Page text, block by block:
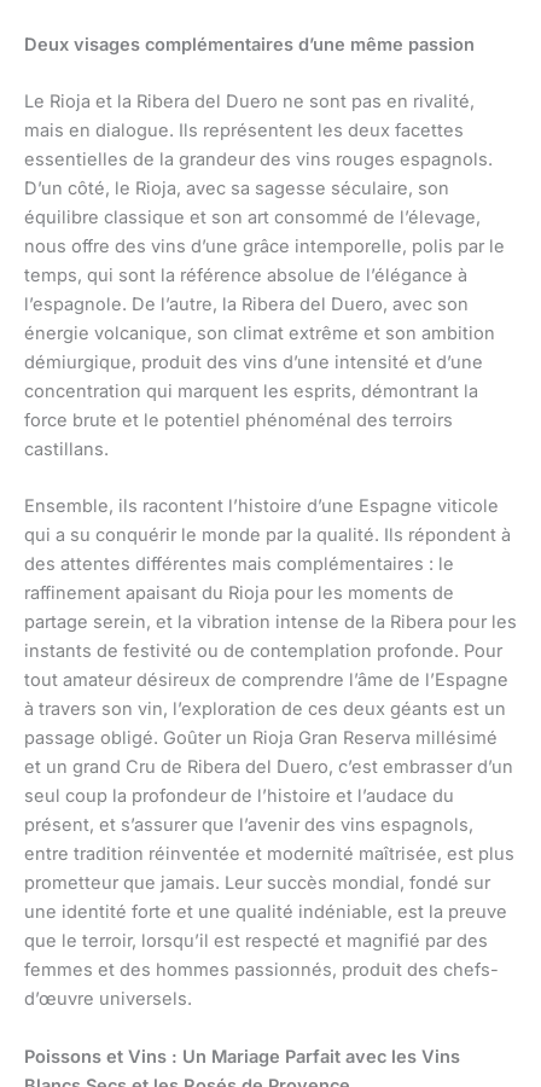
Deux visages complémentaires d’une même passion
Le Rioja et la Ribera del Duero ne sont pas en rivalité,
mais en dialogue. Ils représentent les deux facettes
essentielles de la grandeur des vins rouges espagnols.
D’un côté, le Rioja, avec sa sagesse séculaire, son
équilibre classique et son art consommé de l’élevage,
nous offre des vins d’une grâce intemporelle, polis par le
temps, qui sont la référence absolue de l’élégance à
l’espagnole. De l’autre, la Ribera del Duero, avec son
énergie volcanique, son climat extrême et son ambition
démiurgique, produit des vins d’une intensité et d’une
concentration qui marquent les esprits, démontrant la
force brute et le potentiel phénoménal des terroirs
castillans.
Ensemble, ils racontent l’histoire d’une Espagne viticole
qui a su conquérir le monde par la qualité. Ils répondent à
des attentes différentes mais complémentaires : le
raffinement apaisant du Rioja pour les moments de
partage serein, et la vibration intense de la Ribera pour les
instants de festivité ou de contemplation profonde. Pour
tout amateur désireux de comprendre l’âme de l’Espagne
à travers son vin, l’exploration de ces deux géants est un
passage obligé. Goûter un Rioja Gran Reserva millésimé
et un grand Cru de Ribera del Duero, c’est embrasser d’un
seul coup la profondeur de l’histoire et l’audace du
présent, et s’assurer que l’avenir des vins espagnols,
entre tradition réinventée et modernité maîtrisée, est plus
prometteur que jamais. Leur succès mondial, fondé sur
une identité forte et une qualité indéniable, est la preuve
que le terroir, lorsqu’il est respecté et magnifié par des
femmes et des hommes passionnés, produit des chefs-
d’œuvre universels.
Poissons et Vins : Un Mariage Parfait avec les Vins